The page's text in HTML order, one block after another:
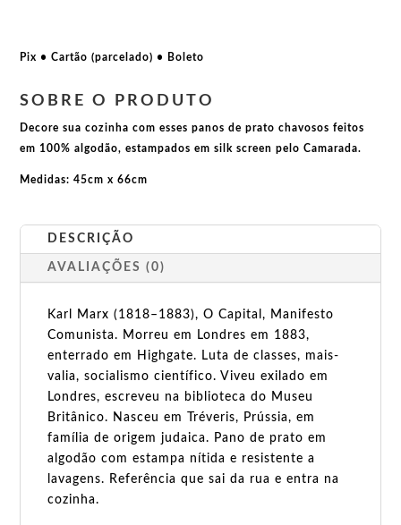
Class
Pix • Cartão (parcelado) • Boleto
SOBRE O PRODUTO
Decore sua cozinha com esses panos de prato chavosos feitos
em 100% algodão, estampados em silk screen pelo Camarada.
Medidas: 45cm x 66cm
DESCRIÇÃO
AVALIAÇÕES (0)
Karl Marx (1818–1883), O Capital, Manifesto
Comunista. Morreu em Londres em 1883,
enterrado em Highgate. Luta de classes, mais-
valia, socialismo científico. Viveu exilado em
Londres, escreveu na biblioteca do Museu
Britânico. Nasceu em Tréveris, Prússia, em
família de origem judaica. Pano de prato em
algodão com estampa nítida e resistente a
lavagens. Referência que sai da rua e entra na
cozinha.